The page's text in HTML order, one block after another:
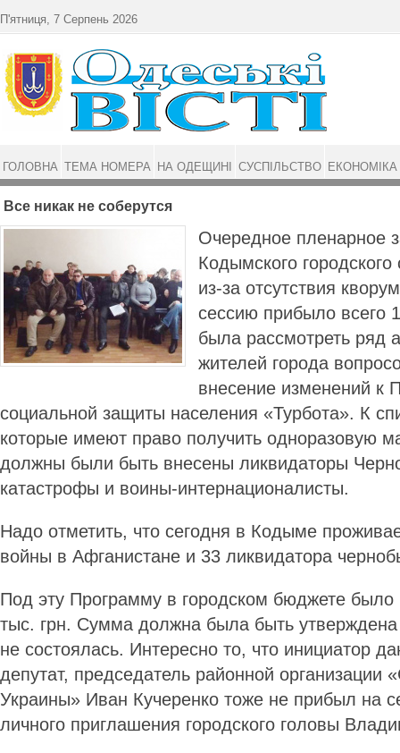
Все никак не соберутся
Очередное пленарное
Кодымского
из-за отсутствия
сессию прибыло всего
была рассмотреть ряд
жителей города
внесение изменений к
социальной защиты населения «Турбота». К
которые имеют право получить одноразовую
должны были быть внесены ликвидаторы
катастрофы и воины-интернационалисты.
Надо отметить, что сегодня в Кодыме
войны в Афганистане и 33 ликвидатора
Под эту Программу в городском бюджете было
тыс. грн. Сумма должна была быть утверждена
не состоялась. Интересно то, что инициатор
депутат, председатель районной организации
Украины» Иван Кучеренко тоже не прибыл на
личного приглашения городского головы
П'ятниця, 7 Серпень 2026
ГОЛОВНА ТЕМА НОМЕРА НА ОДЕЩИНІ СУСПІЛЬСТВО ЕКОНОМІКА